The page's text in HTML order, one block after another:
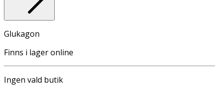
Glukagon
Finns i lager online
Ingen vald butik